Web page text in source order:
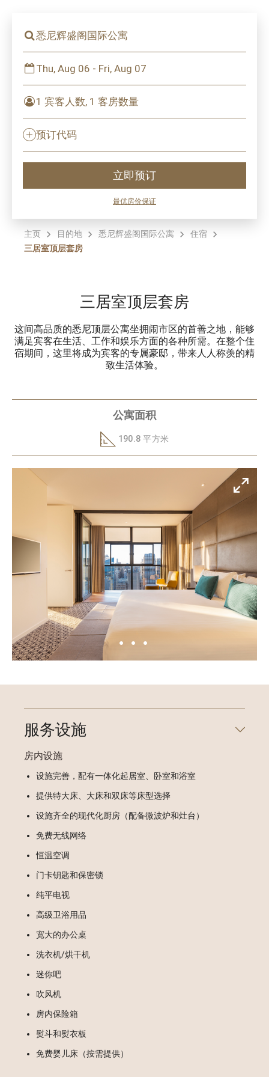
悉尼辉盛阁国际公寓
Thu, Aug 06 - Fri, Aug 07
1 宾客人数, 1 客房数量
预订代码
立即预订
最优房价保证
主页 目的地 悉尼辉盛阁国际公寓
住宿
三居室顶层套房
三居室顶层套房
这间高品质的悉尼顶层公寓坐拥闹市区的首善之地，能够
满足宾客在生活、工作和娱乐方面的各种所需。在整个住
宿期间，这里将成为宾客的专属豪邸，带来人人称羡的精
致生活体验。
公寓面积
190.8 平方米
服务设施
房内设施
设施完善，配有一体化起居室、卧室和浴室
提供特大床、大床和双床等床型选择
设施齐全的现代化厨房（配备微波炉和灶台）
免费无线网络
恒温空调
门卡钥匙和保密锁
纯平电视
高级卫浴用品
宽大的办公桌
洗衣机/烘干机
迷你吧
吹风机
房内保险箱
熨斗和熨衣板
免费婴儿床（按需提供）